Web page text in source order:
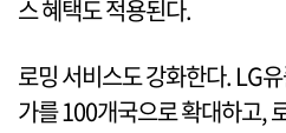
스 혜택도 적용된다.
로밍 서비스도 강화한다. LG
가를 100개국으로 확대하고,